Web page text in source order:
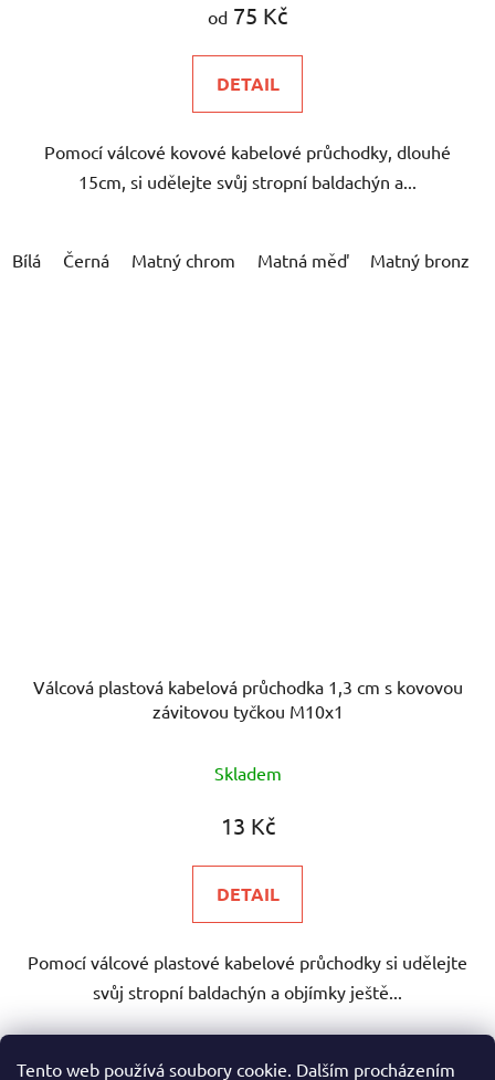
Tento web používá soubory cookie. Dalším procházením
od 75 Kč
DETAIL
Pomocí válcové kovové kabelové průchodky, dlouhé
15cm, si udělejte svůj stropní baldachýn a...
Bílá Černá Matný chrom Matná měď Matný bronz
Válcová plastová kabelová průchodka 1,3 cm s kovovou
závitovou tyčkou M10x1
hodnocení
produktu
5,0
z
hvězdiček.
Skladem
13 Kč
DETAIL
Pomocí válcové plastové kabelové průchodky si udělejte
svůj stropní baldachýn a objímky ještě...
Bílá Černá Průhledná